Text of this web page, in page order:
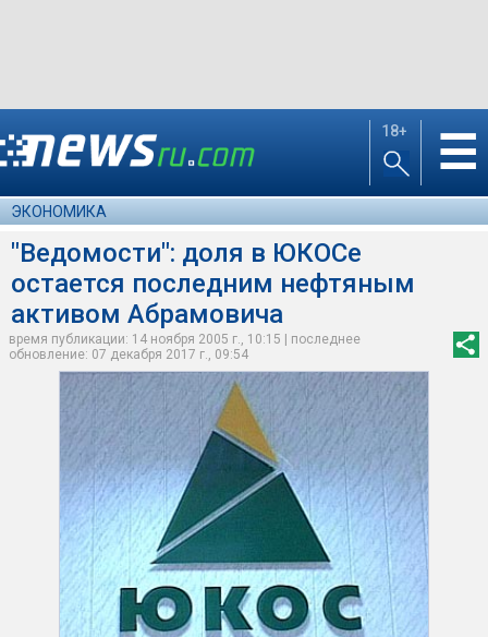
18+ ☰
ЭКОНОМИКА
"Ведомости": доля в ЮКОСе
остается последним нефтяным
активом Абрамовича
время публикации: 14 ноября 2005 г., 10:15 | последнее
обновление: 07 декабря 2017 г., 09:54